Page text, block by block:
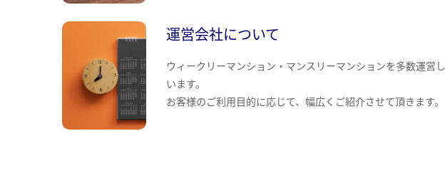
運営会社について
ウィークリーマンション・マンスリーマンションを多数運営
います。
お客様のご利用目的に応じて、幅広くご紹介させて頂きます。